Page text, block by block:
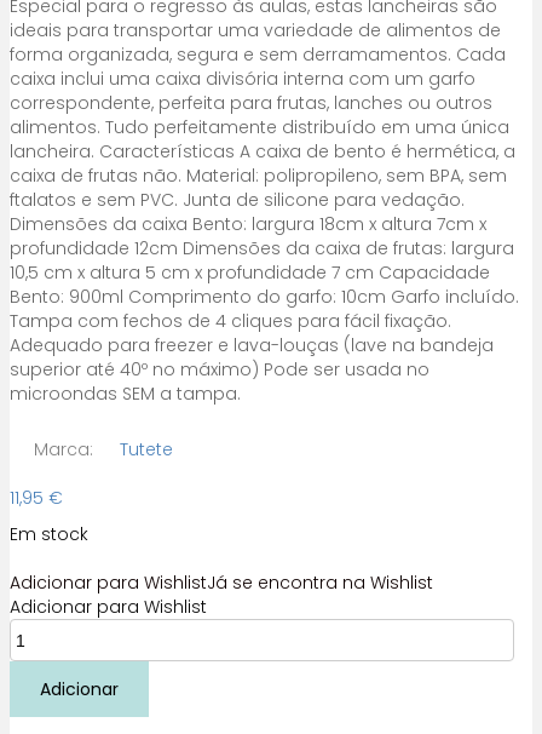
Especial para o regresso às aulas, estas lancheiras são
ideais para transportar uma variedade de alimentos de
forma organizada, segura e sem derramamentos. Cada
caixa inclui uma caixa divisória interna com um garfo
correspondente, perfeita para frutas, lanches ou outros
alimentos. Tudo perfeitamente distribuído em uma única
lancheira. Características A caixa de bento é hermética, a
caixa de frutas não. Material: polipropileno, sem BPA, sem
ftalatos e sem PVC. Junta de silicone para vedação.
Dimensões da caixa Bento: largura 18cm x altura 7cm x
profundidade 12cm Dimensões da caixa de frutas: largura
10,5 cm x altura 5 cm x profundidade 7 cm Capacidade
Bento: 900ml Comprimento do garfo: 10cm Garfo incluído.
Tampa com fechos de 4 cliques para fácil fixação.
Adequado para freezer e lava-louças (lave na bandeja
superior até 40º no máximo) Pode ser usada no
microondas SEM a tampa.
Marca:
Tutete
11,95 €
Em stock
Adicionar para WishlistJá se encontra na Wishlist
Adicionar para Wishlist
Quantidade
de
Lancheira
Bento
Adicionar